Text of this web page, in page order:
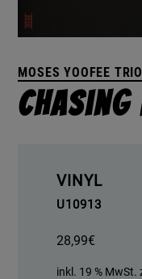
MOSES YOOFEE TRIO
VINYL
U10913
28,99€
inkl. 19 % MwSt.